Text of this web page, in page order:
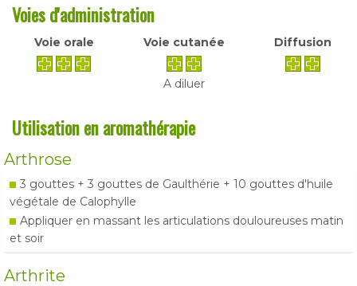
Voies d'administration
Voie orale Voie cutanée Diffusion
A diluer
Utilisation en aromathérapie
Arthrose
3 gouttes + 3 gouttes de Gaulthérie + 10 gouttes d'huile
végétale de Calophylle
Appliquer en massant les articulations douloureuses matin
et soir
Arthrite